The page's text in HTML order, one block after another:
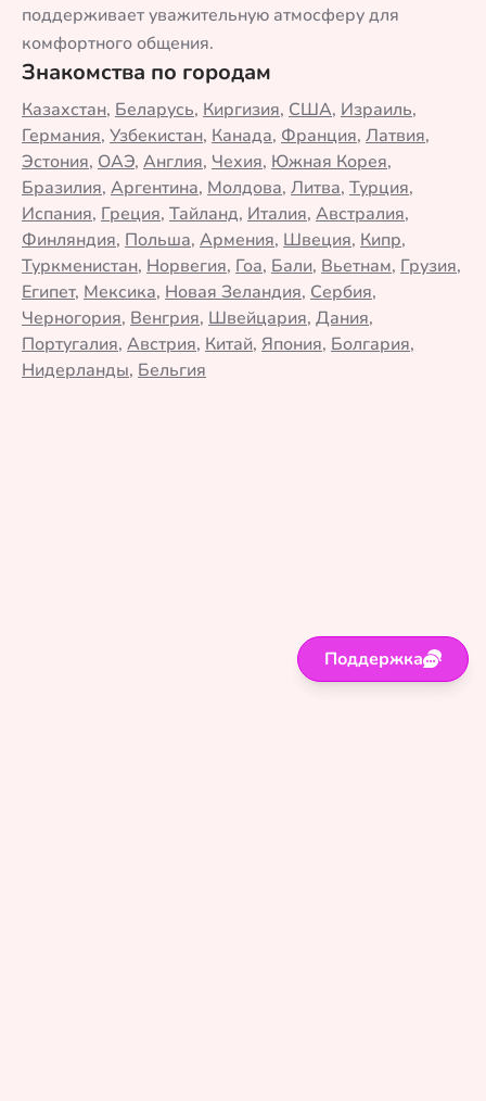
поддерживает уважительную атмосферу для
комфортного общения.
Знакомства по городам
Казахстан, Беларусь, Киргизия, США, Израиль,
Германия, Узбекистан, Канада, Франция, Латвия,
Эстония, ОАЭ, Англия, Чехия, Южная Корея,
Бразилия, Аргентина, Молдова, Литва, Турция,
Испания, Греция, Тайланд, Италия, Австралия,
Финляндия, Польша, Армения, Швеция, Кипр,
Туркменистан, Норвегия, Гоа, Бали, Вьетнам, Грузия,
Египет, Мексика, Новая Зеландия, Сербия,
Черногория, Венгрия, Швейцария, Дания,
Португалия, Австрия, Китай, Япония, Болгария,
Нидерланды, Бельгия
Поддержка